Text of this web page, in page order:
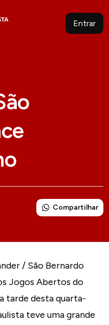
Entrar
Compartilhar
/ São Bernardo
Jogos Abertos do
tarde desta quarta-
teve uma grande